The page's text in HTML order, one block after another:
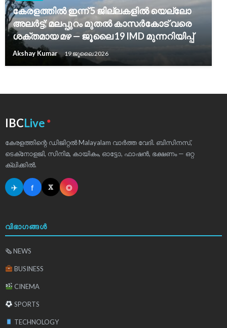
കേരളത്തിൽ ഇന്ന് 5 ജില്ലകളിൽ യെല്ലോ
അലർട്ട്; മലപ്പുറം മുതൽ കാസർകോട് വരെ
ശക്തമായ മഴ — ജൂലൈ 19 IMD മുന്നറിയിപ്പ്
Akshay Kumar 19 ജൂലൈ 2026
IBCLive ●
കേരളത്തിന്റെ ഡിജിറ്റൽ Malayalam വാർത്ത വേദി. ബിസിനസ്,
ടെക്‌നോളജി, സിനിമ, കായികം, ഓട്ടോ, ഫാഷൻ, ഭക്ഷണം — ഒറ്റ
ക്ലിക്കിൽ.
✈ f 𝕏 ◎
വിഭാഗങ്ങൾ
🗞 NEWS
BUSINESS
CINEMA
SPORTS
TECHNOLOGY